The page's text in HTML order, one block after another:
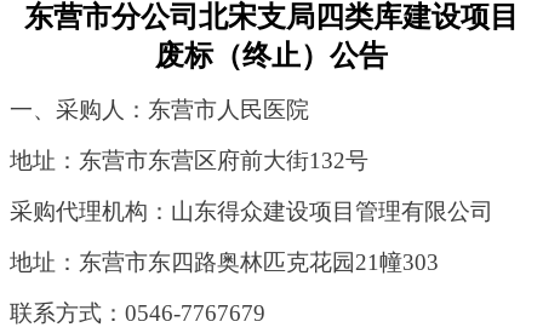
东营市分公司北宋支局四类库建设项目
废标（终止）公告
一、采购人： 东营市人民医院
地址：东营市东营区府前大街132号
采购代理机构：山东得众建设项目管理有限公司
地址： 东营市东四路奥林匹克花园21幢303
联系方式： 0546-7767679